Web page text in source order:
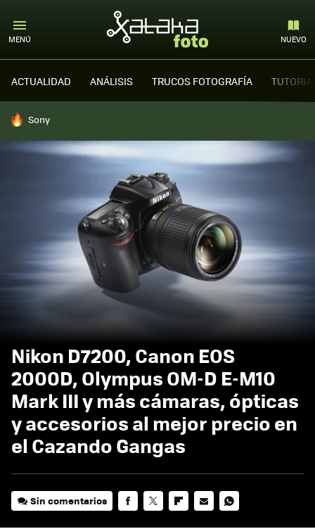
MENÚ NUEVO
ACTUALIDAD ANÁLISIS TRUCOS FOTOGRAFÍA
HOY SE HABLA DE
Sony
Nikon D7200, Canon EOS
2000D, Olympus OM-D E-M10
Mark III y más cámaras, ópticas
y accesorios al mejor precio en
el Cazando Gangas
Sin comentarios